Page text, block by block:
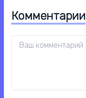
Комментарии